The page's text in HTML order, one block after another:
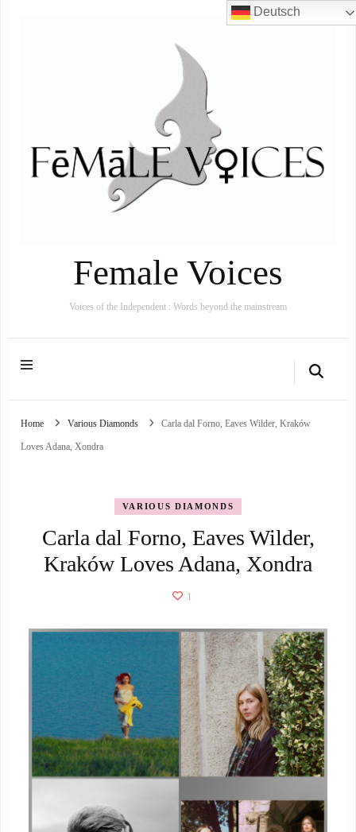
Female Voices
Voices of the Independent : Words beyond the mainstream
Home Various Diamonds Carla dal Forno, Eaves Wilder, Kraków
Loves Adana, Xondra
VARIOUS DIAMONDS
Carla dal Forno, Eaves Wilder,
Kraków Loves Adana, Xondra
1
Deutsch